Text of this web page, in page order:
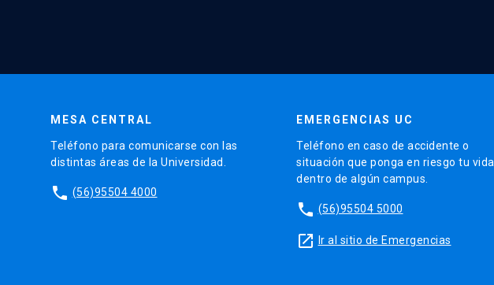
MESA CENTRAL
Teléfono para comunicarse con las
distintas áreas de la Universidad.
phone (56)95504 4000
EMERGENCIAS UC
Teléfono en caso de accidente o
situación que ponga en riesgo tu vida
dentro de algún campus.
phone (56)95504 5000
launch Ir al sitio de Emergencias